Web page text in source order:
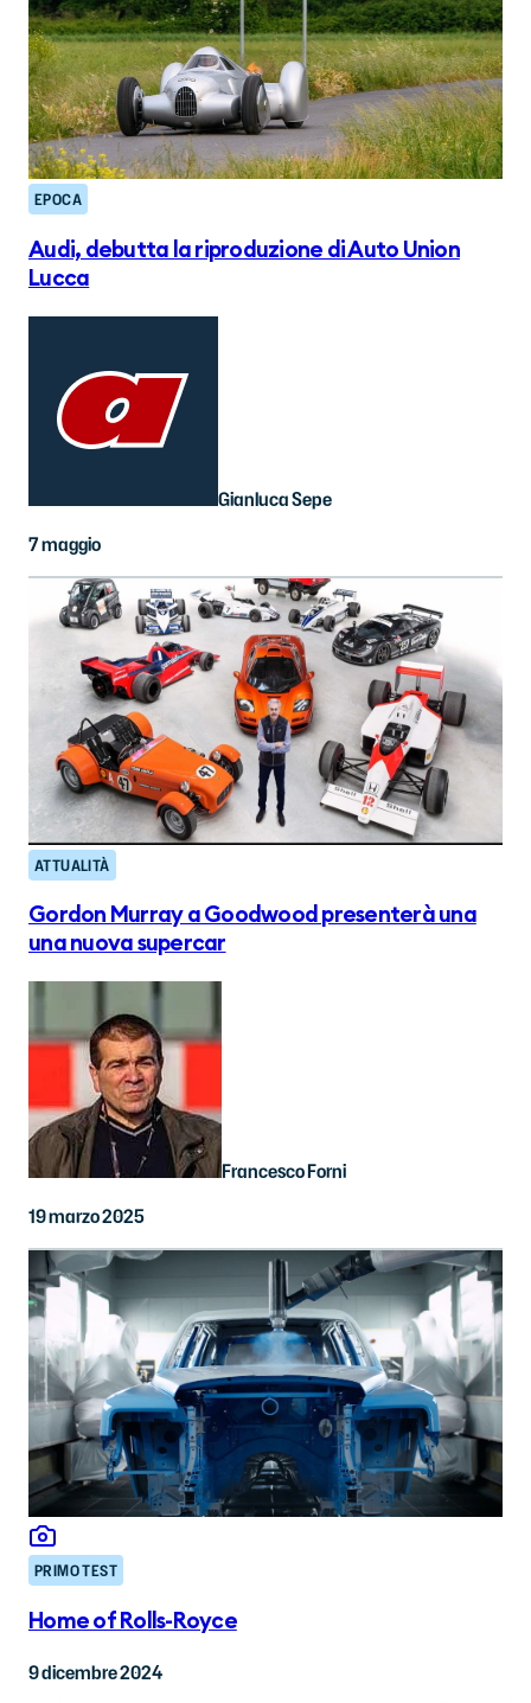
EPOCA
Audi, debutta la riproduzione di Auto Union
Lucca
Gianluca Sepe
7 maggio
ATTUALITÀ
Gordon Murray a Goodwood presenterà una
una nuova supercar
Francesco Forni
19 marzo 2025
PRIMO TEST
Home of Rolls-Royce
9 dicembre 2024